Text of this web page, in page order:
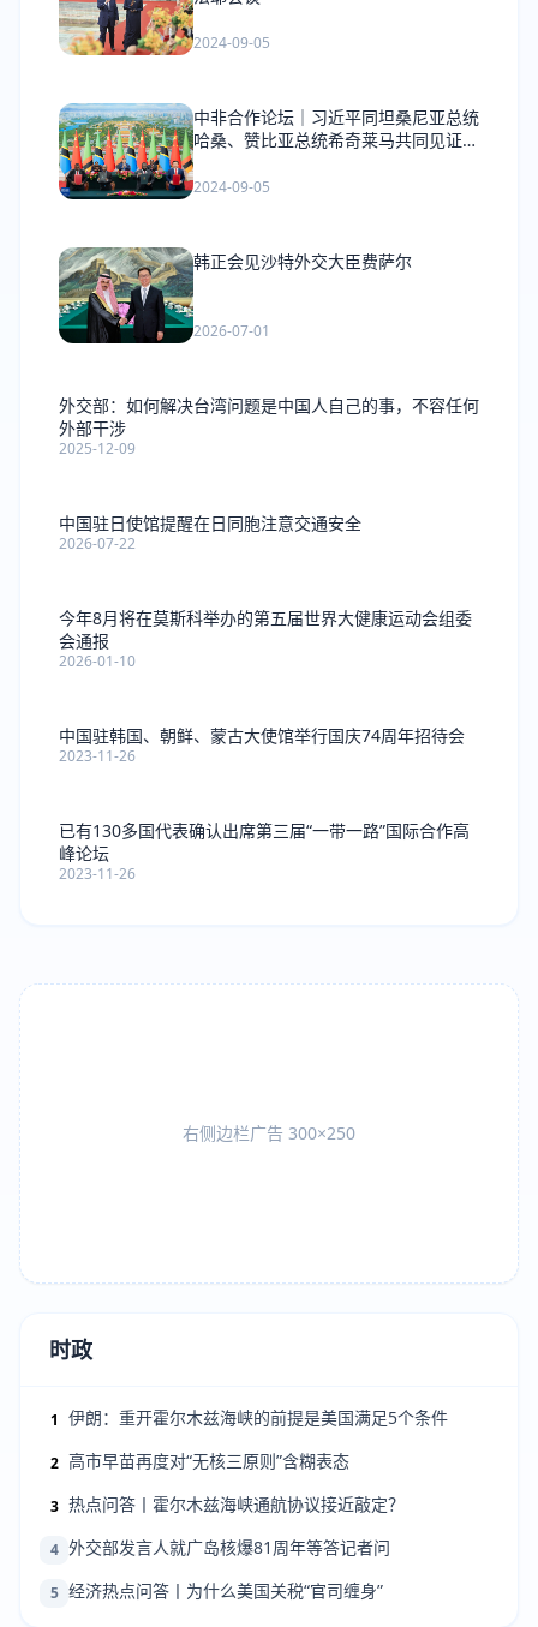
2024-09-05
中非合作论坛｜习近平同坦桑尼亚总统
哈桑、赞比亚总统希奇莱马共同见证签
2024-09-05
韩正会见沙特外交大臣费萨尔
2026-07-01
外交部：如何解决台湾问题是中国人自己的事，不容任何
外部干涉
2025-12-09
中国驻日使馆提醒在日同胞注意交通安全
2026-07-22
今年8月将在莫斯科举办的第五届世界大健康运动会组委
会通报
2026-01-10
中国驻韩国、朝鲜、蒙古大使馆举行国庆74周年招待会
2023-11-26
已有130多国代表确认出席第三届“一带一路”国际合作高
峰论坛
2023-11-26
右侧边栏广告 300×250
时政
1 伊朗：重开霍尔木兹海峡的前提是美国满足5个条件
2 高市早苗再度对“无核三原则”含糊表态
3 热点问答丨霍尔木兹海峡通航协议接近敲定？
4 外交部发言人就广岛核爆81周年等答记者问
5 经济热点问答丨为什么美国关税“官司缠身”